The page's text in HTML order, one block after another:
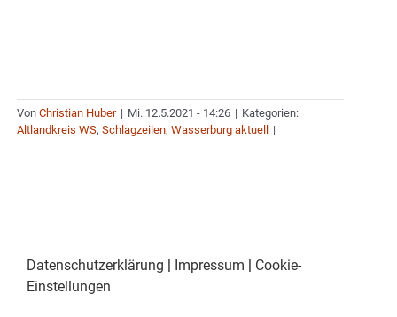
Von Christian Huber | Mi. 12.5.2021 - 14:26 | Kategorien:
Altlandkreis WS, Schlagzeilen, Wasserburg aktuell |
Datenschutzerklärung Impressum
Cookie-
Einstellungen